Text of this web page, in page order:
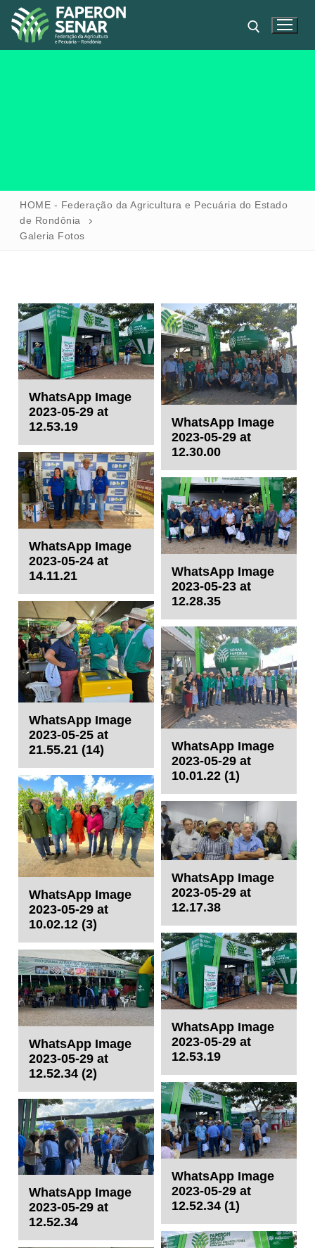
FAPERON
IPAGRO
SISTEMAS
Chamados TI
Extranet
Lgpd
Gerador Senha
Solicitações LGPD
HOME - Federação da Agricultura e Pecuária do Estado
de Rondônia
Galeria Fotos
WhatsApp Image
2023-05-29 at
12.53.19
WhatsApp Image
2023-05-24 at
14.11.21
WhatsApp Image
2023-05-25 at
21.55.21 (14)
WhatsApp Image
2023-05-29 at
10.02.12 (3)
WhatsApp Image
2023-05-29 at
12.52.34 (2)
WhatsApp Image
2023-05-29 at
12.52.34
WhatsApp Image
2023-05-29 at
12.30.00
WhatsApp Image
2023-05-23 at
12.28.35
WhatsApp Image
2023-05-29 at
10.01.22 (1)
WhatsApp Image
2023-05-29 at
12.17.38
WhatsApp Image
2023-05-29 at
12.53.19
WhatsApp Image
2023-05-29 at
12.52.34 (1)